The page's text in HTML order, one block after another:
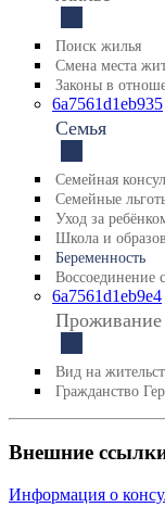
Поиск жилья
Смена места
Законы в
6a7561d1eb935
Семья
Семейная
Семейные
Уход за
Школа и
Беременность
Воссоединение
6a7561d1eb9e4
Проживание
Вид на
Гражданствo
Внешние
Информация о